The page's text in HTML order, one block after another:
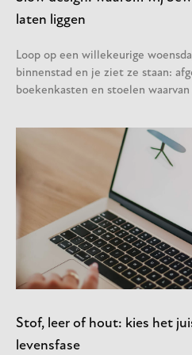
laten liggen
Loop op een willekeurige
binnenstad en je ziet ze staan:
boekenkasten en stoelen
Stof, leer of hout: kies het
levensfase